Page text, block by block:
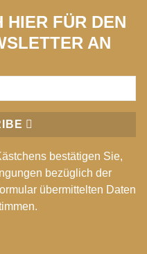
HIER FÜR DEN
AN
bestätigen Sie,
bezüglich der
übermittelten Daten